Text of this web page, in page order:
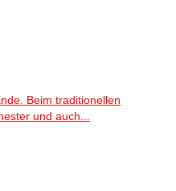
Beim traditionellen
und auch...